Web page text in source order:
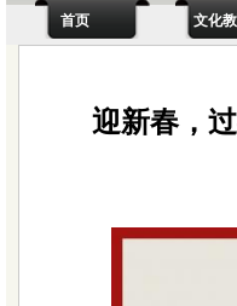
首页 文化
迎新春，